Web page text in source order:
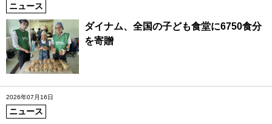
ニュース
ダイナム、全国の子ども食堂に6750食分
を寄贈
2026年07月16日
ニュース